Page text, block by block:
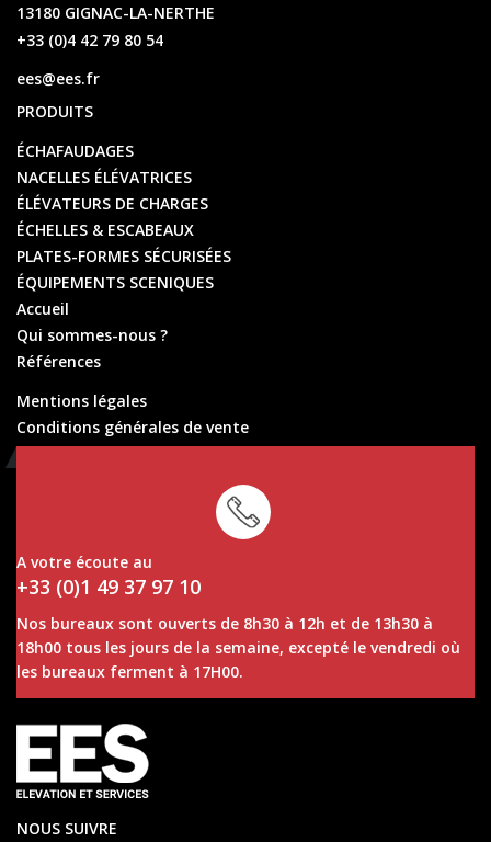
13180 GIGNAC-LA-NERTHE
+33 (0)4 42 79 80 54
ees@ees.fr
PRODUITS
ÉCHAFAUDAGES
NACELLES ÉLÉVATRICES
ÉLÉVATEURS DE CHARGES
ÉCHELLES & ESCABEAUX
PLATES-FORMES SÉCURISÉES
ÉQUIPEMENTS SCENIQUES
Accueil
Qui sommes-nous ?
Références
Mentions légales
Conditions générales de vente
Conditions générales de location
A votre écoute au
+33 (0)1 49 37 97 10
Nos bureaux sont ouverts de 8h30 à 12h et de 13h30 à
18h00 tous les jours de la semaine, excepté le vendredi où
les bureaux ferment à 17H00.
NOUS SUIVRE